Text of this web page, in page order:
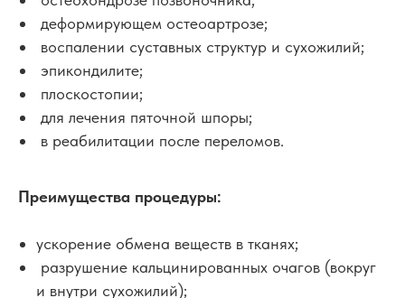
деформирующем остеоартрозе;
воспалении суставных структур и сухожилий;
эпикондилите;
плоскостопии;
для лечения пяточной шпоры;
в реабилитации после переломов.
Преимущества процедуры:
ускорение обмена веществ в тканях;
разрушение кальцинированных очагов (вокруг
и внутри сухожилий);